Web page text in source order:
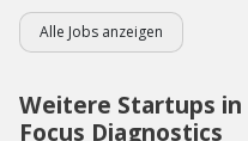
Alle Jobs anzeigen
Weitere Startups
Focus Diagnostics